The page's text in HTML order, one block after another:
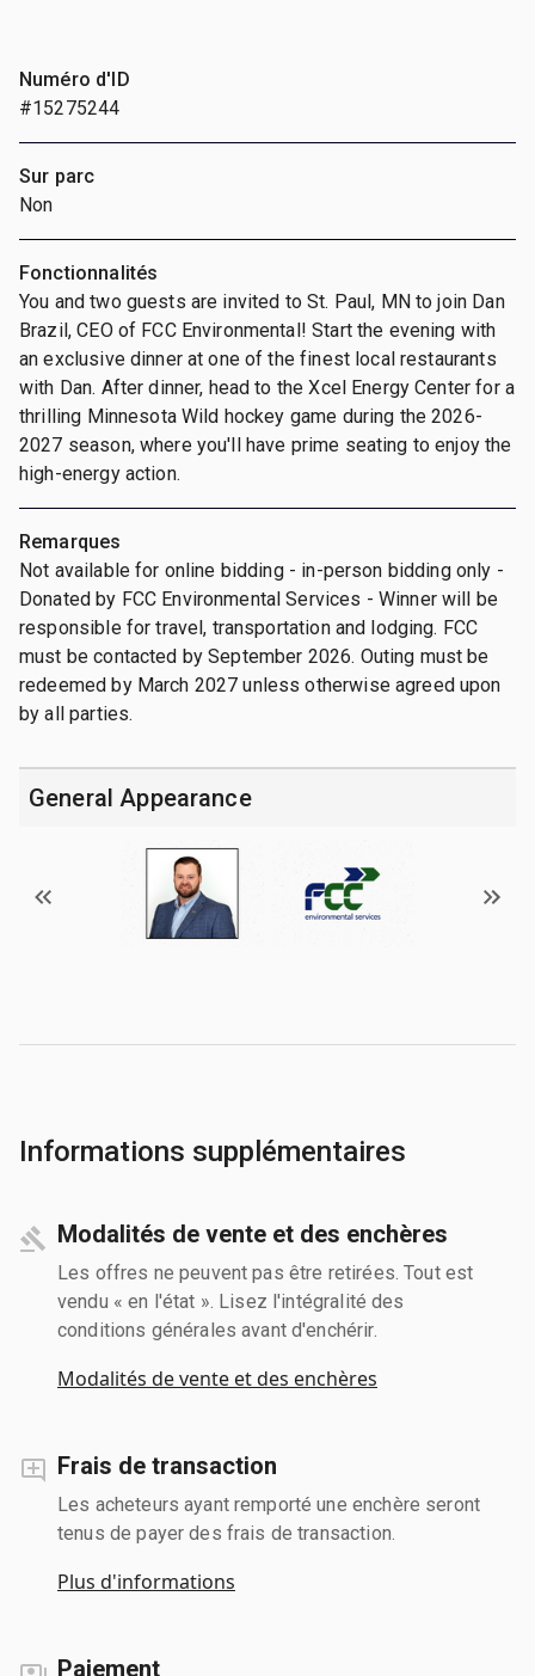
Numéro d'ID
#15275244
Sur parc
Non
Fonctionnalités
You and two guests are invited to St. Paul, MN to join Dan
Brazil, CEO of FCC Environmental! Start the evening with
an exclusive dinner at one of the finest local restaurants
with Dan. After dinner, head to the Xcel Energy Center for a
thrilling Minnesota Wild hockey game during the 2026-
2027 season, where you'll have prime seating to enjoy the
high-energy action.
Remarques
Not available for online bidding - in-person bidding only -
Donated by FCC Environmental Services - Winner will be
responsible for travel, transportation and lodging. FCC
must be contacted by September 2026. Outing must be
redeemed by March 2027 unless otherwise agreed upon
by all parties.
General Appearance
Informations supplémentaires
Modalités de vente et des enchères
Les offres ne peuvent pas être retirées. Tout est
vendu « en l'état ». Lisez l'intégralité des
conditions générales avant d'enchérir.
Modalités de vente et des enchères
Frais de transaction
Les acheteurs ayant remporté une enchère seront
tenus de payer des frais de transaction.
Plus d'informations
Paiement